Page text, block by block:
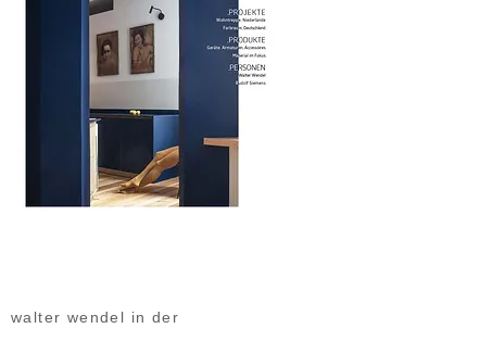
walter wendel in der